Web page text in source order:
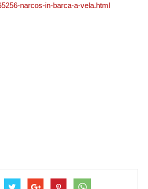
narcos-in-barca-a-vela.html